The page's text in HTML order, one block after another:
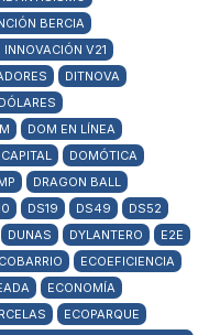
BERCIA
INNOVACIÓN V21
DITNOVA
DÓLARES
DOM EN LÍNEA
DOMÓTICA
DRAGON BALL
DS19 DS49
DS52
DUNAS DYLANTERO
E2E
ECOEFICIENCIA
ECONOMÍA
ECOPARQUE